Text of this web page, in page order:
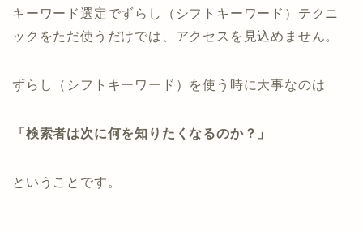
キーワード選定でずらし（シフトキーワード）テクニ
ックをただ使うだけでは、アクセスを見込めません。
ずらし（シフトキーワード）を使う時に大事なのは
「検索者は次に何を知りたくなるのか？」
ということです。